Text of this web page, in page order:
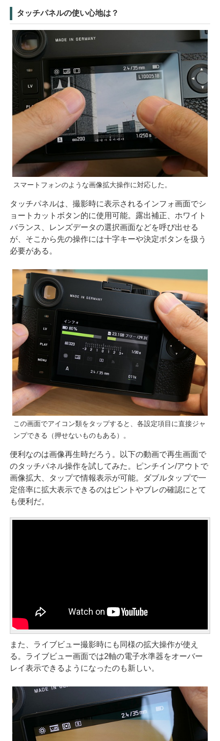
タッチパネルの使い心地は？
スマートフォンのような画像拡大操作に対応した。
タッチパネルは、撮影時に表示されるインフォ画面でシ
ョートカットボタン的に使用可能。露出補正、ホワイト
バランス、レンズデータの選択画面などを呼び出せる
が、そこから先の操作には十字キーや決定ボタンを扱う
必要がある。
この画面でアイコン類をタップすると、各設定項目に直接ジャ
ンプできる（押せないものもある）。
便利なのは画像再生時だろう。以下の動画で再生画面で
のタッチパネル操作を試してみた。ピンチイン/アウトで
画像拡大、タップで情報表示が可能。ダブルタップで一
定倍率に拡大表示できるのはピントやブレの確認にとて
も便利だ。
また、ライブビュー撮影時にも同様の拡大操作が使え
る。ライブビュー画面では2軸の電子水準器をオーバー
レイ表示できるようになったのも新しい。